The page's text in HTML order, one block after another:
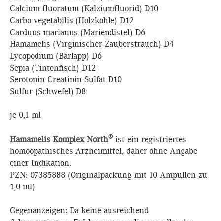
Calcium fluoratum (Kalziumfluorid) D10
Carbo vegetabilis (Holzkohle) D12
Carduus marianus (Mariendistel) D6
Hamamelis (Virginischer Zauberstrauch) D4
Lycopodium (Bärlapp) D6
Sepia (Tintenfisch) D12
Serotonin-Creatinin-Sulfat D10
Sulfur (Schwefel) D8
je 0,1 ml
Hamamelis Komplex North® ist ein registriertes
homöopathisches Arzneimittel, daher ohne Angabe
einer Indikation.
PZN: 07385888 (Originalpackung mit 10 Ampullen zu
1,0 ml)
Gegenanzeigen: Da keine ausreichend